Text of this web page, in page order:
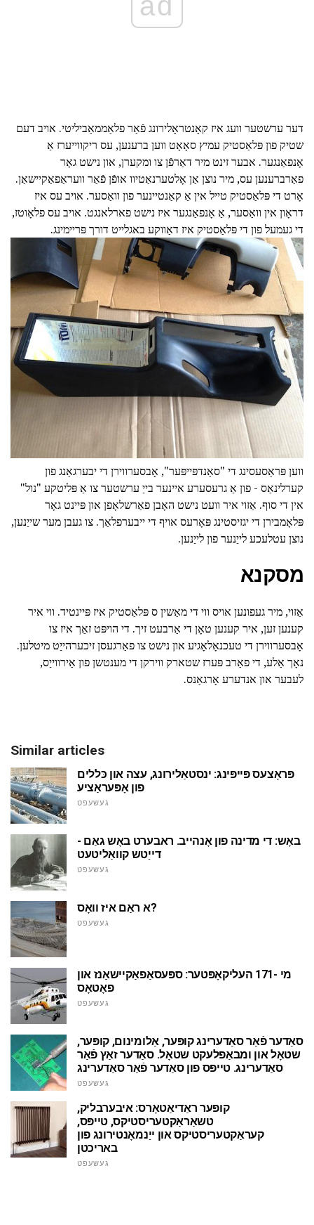
דער ערשטער וועג איז קאָנטראָלירונג פֿאַר פלאַממאַביליטי. אויב דעם
שטיק פון פּלאַסטיק עמיץ סאָאָט ווען ברענען, עס ריקווייערז אַ
אָנפאַנגער. אבער זינט מיר דאַרפֿן צו ומקערן, און נישט גאָר
פאַרברענען עס, מיר נוצן אַן אָלטערנאַטיוו אופֿן פֿאַר וועראַפאַקיישאַן.
אָרט די פּלאַסטיק טייל אין אַ קאַנטיינער פון וואַסער. אויב עס איז
דראָון אין וואַסער, אַ אָנפאַנגער איז נישט פארלאנגט. אויב עס פלאָוטז,
די געמעל פון די פּלאַסטיק איז דאַווקע באגלייט דורך פּריימינג.
ווען פּראַסעסינג די "סאַנדפּייפּער", אָבסערווירן די יבערגאַנג פון
קערלינאַס - פון אַ גרעסערע איינער בייַ ערשטער צו אַ פּליטקע "נול"
אין די סוף. אַזוי איר וועט נישט האָבן פאַרשלאָפן און פּיינט גאָר
פּלאָמבירן די יגזיסטינג פּאָרעס אויף די ייבערפלאַך. צו געבן מער שייַנען,
נוצן עטלעכע לייַנער פון לייַנען.
מסקנא
אַזוי, מיר געפונען אויס ווי די מאַשין ס פּלאַסטיק איז פּיינטיד. ווי איר
קענען זען, איר קענען טאָן די אַרבעט זיך. די הויפּט זאַך איז צו
אָבסערווירן די טעכנאָלאָגיע און נישט צו פאַרגעסן זיכערהייַט מיטלען.
נאָך אַלע, די פאַרב פּערז שטארק ווירקן די מענטשן פון אַירווייַס,
לעבער און אנדערע אָרגאַנס.
Similar articles
פּראָצעס פּייפּינג: ינסטאַלירונג, עצה און כּללים
פון אָפּעראַציע
געשעפט
באָש: די מדינה פון אָנהייב. ראבערט באָש גאַם -
דייַטש קוואַליטעט
געשעפט
א ראַם איז וואָס?
געשעפט
מי -171 העליקאָפּטער: ספּעסאַפאַקיישאַנז און
פאָטאָס
געשעפט
סאַדער פֿאַר סאַדערינג קופּער, אַלומינום, קופּער,
שטאָל און ומבאַפלעקט שטאָל. סאַדער זאַץ פֿאַר
סאַדערינג. טייפּס פון סאַדער פֿאַר סאַדערינג
געשעפט
קופּער ראַדיאַטאָרס: איבערבליק,
טשאַראַקטעריסטיקס, טייפּס,
קעראַקטעריסטיקס און ייַנמאָנטירונג פון
באריכטן
געשעפט